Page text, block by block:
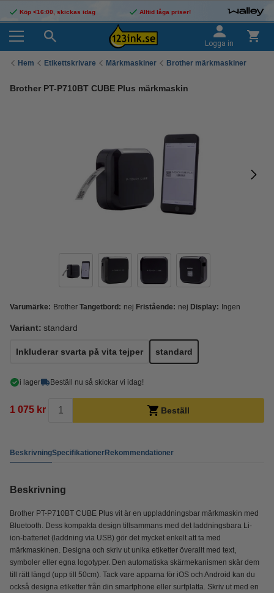
Köp <16:00, skickas idag Alltid låga priser!
Logga in
Hem Etikettskrivare Märkmaskiner Brother märkmaskiner
Brother PT-P710BT CUBE Plus märkmaskin
Varumärke: Brother Tangetbord: nej Fristående: nej Display: Ingen
Variant: standard
Inkluderar svarta på vita tejper standard
i lager Beställ nu så skickar vi idag!
1 075 kr Beställ
BeskrivningSpecifikationerRekommendationer
Beskrivning
Brother PT-P710BT CUBE Plus vit är en uppladdningsbar märkmaskin med
Bluetooth. Dess kompakta design tillsammans med det laddningsbara Li-
ion-batteriet (laddning via USB) gör det mycket enkelt att ta med
märkmaskinen. Designa och skriv ut unika etiketter överallt med text,
symboler eller egna logotyper. Den automatiska skärmekanismen skär dem
till rätt längd (upp till 50cm). Tack vare apparna för iOS och Android kan du
också designa etiketter från din smartphone eller surfplatta. Skriv ut med en